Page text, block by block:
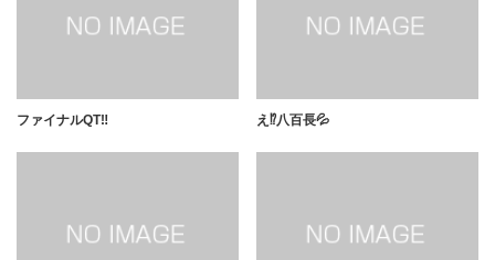
ファイナルQT‼️ え⁉️八百長💦